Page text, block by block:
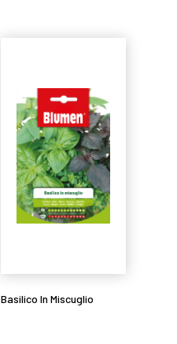
Basilico In Miscuglio